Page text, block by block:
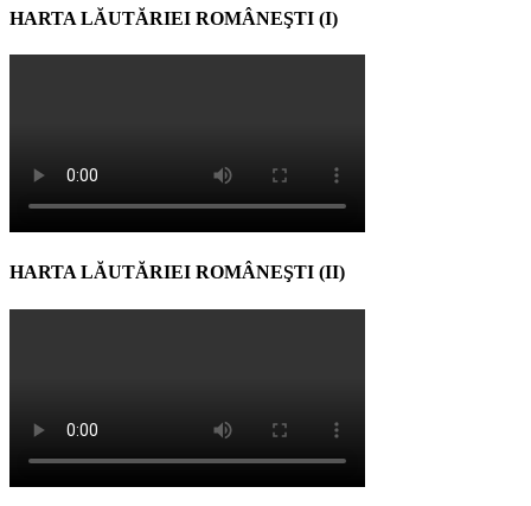
HARTA LĂUTĂRIEI ROMÂNEŞTI (I)
HARTA LĂUTĂRIEI ROMÂNEŞTI (II)